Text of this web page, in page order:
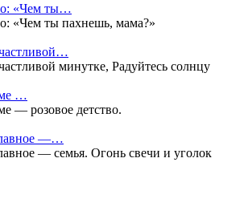
«Чем ты…
«Чем ты пахнешь, мама?»
минутке, Радуйтесь солнцу
…
— розовое детство.
—…
— семья. Огонь свечи и уголок